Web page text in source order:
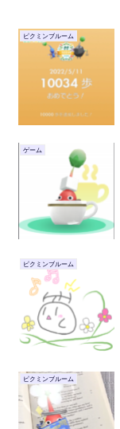
ピクミンブルーム
ゲーム
ピクミンブルーム
ピクミンブルーム